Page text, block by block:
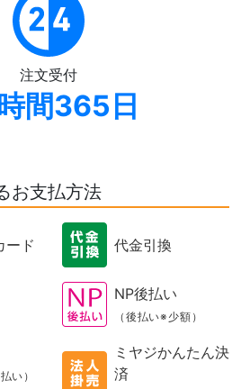
注文受付
間365日
お支払方法
ード 代金引換
NP後払い
（後払い※少額）
い）
ミヤジかんたん決
済